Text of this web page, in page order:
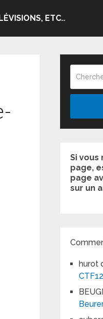
ETC..
Si vous
page,
page
sur un
hurot